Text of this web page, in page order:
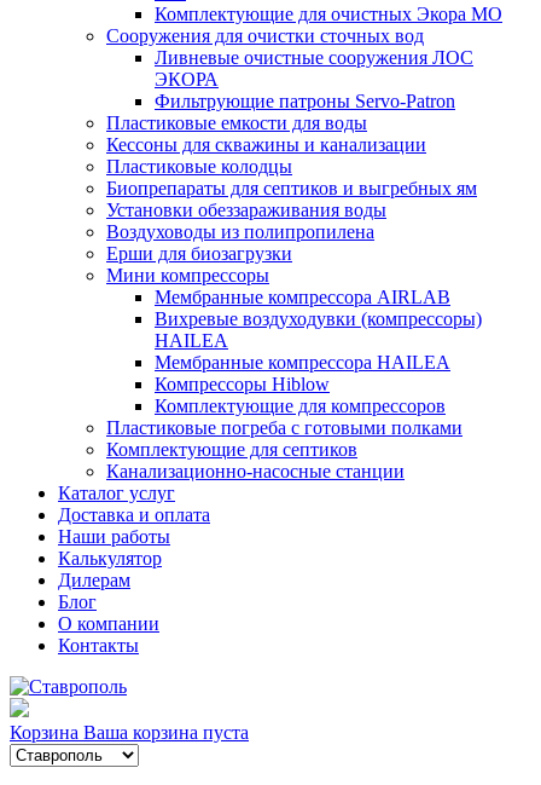
Комплектующие для очистных Экора МО
Сооружения для очистки сточных вод
Ливневые очистные сооружения ЛОС
ЭКОРА
Фильтрующие патроны Servo-Patron
Пластиковые емкости для воды
Кессоны для скважины и канализации
Пластиковые колодцы
Биопрепараты для септиков и выгребных ям
Установки обеззараживания воды
Воздуховоды из полипропилена
Ерши для биозагрузки
Мини компрессоры
Мембранные компрессора AIRLAB
Вихревые воздуходувки (компрессоры)
HAILEA
Мембранные компрессора HAILEA
Компрессоры Hiblow
Комплектующие для компрессоров
Пластиковые погреба с готовыми полками
Комплектующие для септиков
Канализационно-насосные станции
Каталог услуг
Доставка и оплата
Наши работы
Калькулятор
Дилерам
Блог
О компании
Контакты
Корзина Ваша корзина пуста